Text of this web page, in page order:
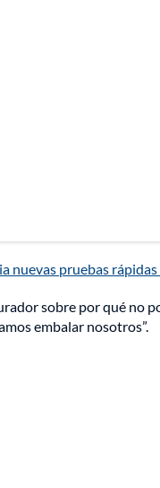
nuevas pruebas
sobre por qué no
embalar nosotros”.